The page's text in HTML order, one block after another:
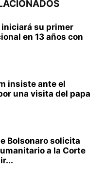
iniciará su primer
en 13 años con
insiste ante el
una visita del papa
Bolsonaro solicita
a la Corte